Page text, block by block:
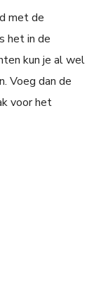
met de
het in de
kun je al wel
Voeg dan de
voor het